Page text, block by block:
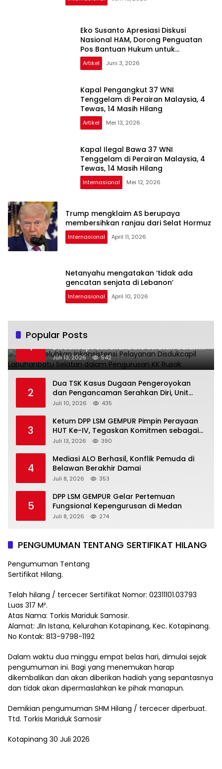
Eko Susanto Apresiasi Diskusi
Nasional HAM, Dorong Penguatan
Pos Bantuan Hukum untuk
Masyarakat
Artikel Juni 3, 2026
Kapal Pengangkut 37 WNI
Tenggelam di Perairan Malaysia, 4
Tewas, 14 Masih Hilang
Artikel Mei 13, 2026
Kapal Ilegal Bawa 37 WNI
Tenggelam di Perairan Malaysia, 4
Tewas, 14 Masih Hilang
Internasional Mei 12, 2026
Trump mengklaim AS berupaya
membersihkan ranjau dari Selat Hormuz
Internasional April 11, 2026
Netanyahu mengatakan ‘tidak ada
gencatan senjata di Lebanon’
Internasional April 10, 2026
Popular Posts
1
Warga Keluhkan Inkonsistensi Pelayanan
Disdukcapil Labuhanbatu Selatan dalam
Pengurusan KK Rusak
Juli 13, 2026 542
2
Dua TSK Kasus Dugaan Pengeroyokan
dan Pengancaman Serahkan Diri, Unit
Reskrim Polsek Lolowau Tuntaskan
Juli 10, 2026 435
3
Ketum DPP LSM GEMPUR Pimpin Perayaan
HUT Ke-IV, Tegaskan Komitmen sebagai
Mitra Pemerintah dan Corong Aspirasi
Juli 13, 2026 390
4
Mediasi ALO Berhasil, Konflik Pemuda di
Belawan Berakhir Damai
Juli 8, 2026 353
5
DPP LSM GEMPUR Gelar Pertemuan
Fungsional Kepengurusan di Medan
Juli 8, 2026 274
PENGUMUMAN TENTANG SERTIFIKAT HILANG
Pengumuman Tentang
Sertifikat Hilang.
Telah hilang / tercecer Sertifikat Nomor: 02311101.03793
Luas 317 M².
Atas Nama: Torkis Mariduk Samosir.
Alamat: Jln Istana, Kelurahan Kotapinang, Kec. Kotapinang.
No Kontak: 813-9798-1192
Dalam waktu dua minggu empat belas hari, dimulai sejak
pengumuman ini. Bagi yang menemukan harap
dikembalikan dan akan diberikan hadiah yang sepantasnya
dan tidak akan dipermaslahkan ke pihak manapun.
Demikian pengumuman SHM Hilang / tercecer diperbuat.
Ttd. Torkis Mariduk Samosir
Kotapinang 30 Juli 2026